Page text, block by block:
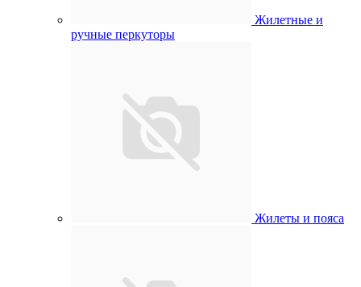
Жилетные и
ручные перкуторы
Жилеты и пояса